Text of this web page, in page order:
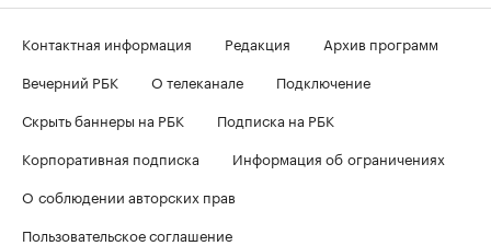
Контактная информация Редакция
Архив программ
Вечерний РБК
О телеканале
Подключение
Скрыть баннеры на РБК
Подписка на РБК
Корпоративная подписка
Информация об ограничениях
О соблюдении авторских прав
Пользовательское соглашение